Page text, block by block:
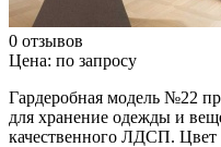
0 отзывов
Цена: по запросу
Гардеробная модель №22
для хранение одежды и
качественного ЛДСП. Цвет